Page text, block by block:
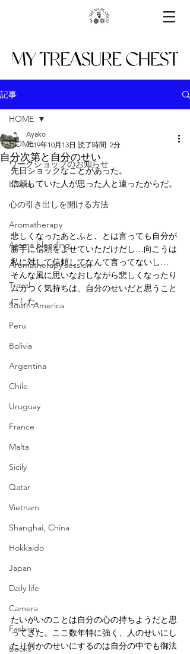
記事
HOME
ワークショップのお知らせ
Lesson
心の引き出しを開ける方法
Aromatherapy
Aroma blending
Aromatherapy session
Travel
South America
Peru
Bolivia
Argentina
Chile
Uruguay
France
Malta
Sicily
Qatar
Vietnam
Shanghai, China
Hokkaido
Japan
Daily life
Camera
Fashion
Books
HOME
自分次第と自分のせい
Ayako
2019年10月13日 読了時間: 2分
先日ショックなことがあった。
信頼していた人が思った人と違ったからだ。
悲しくなったあとふと、とは言っても自分が
勝手に信頼をよせていただけだし…向こうは
私に対して信頼してなんて言ってないし…
そんな風に思いなおしながら悲しくなったり
ムカつく気持ちは、自分のせいだと思うこと
にした。
たいがいのことは自分の心の持ちようだと思
ってきた。ここ数年特に強く、人のせいにし
たり何かのせいにするのは自分の中でも御法